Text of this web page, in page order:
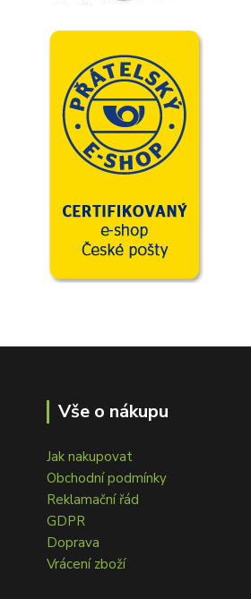
Vše o nákupu
Jak nakupovat
Obchodní podmínky
Reklamační řád
GDPR
Doprava
Vrácení zboží